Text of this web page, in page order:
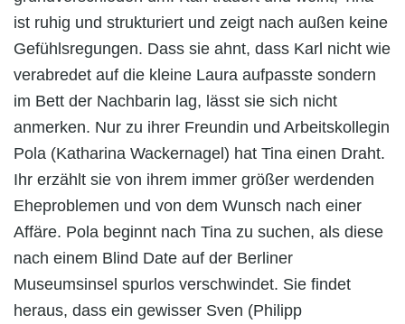
ist ruhig und strukturiert und zeigt nach außen keine
Gefühlsregungen. Dass sie ahnt, dass Karl nicht wie
verabredet auf die kleine Laura aufpasste sondern
im Bett der Nachbarin lag, lässt sie sich nicht
anmerken. Nur zu ihrer Freundin und Arbeitskollegin
Pola (Katharina Wackernagel) hat Tina einen Draht.
Ihr erzählt sie von ihrem immer größer werdenden
Eheproblemen und von dem Wunsch nach einer
Affäre. Pola beginnt nach Tina zu suchen, als diese
nach einem Blind Date auf der Berliner
Museumsinsel spurlos verschwindet. Sie findet
heraus, dass ein gewisser Sven (Philipp